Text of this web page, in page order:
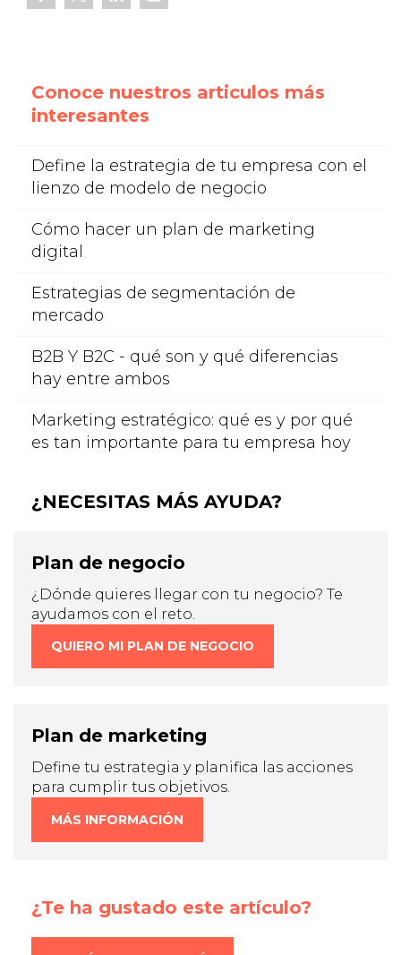
Conoce nuestros articulos más
interesantes
Define la estrategia de tu empresa con el
lienzo de modelo de negocio
Cómo hacer un plan de marketing
digital
Estrategias de segmentación de
mercado
B2B Y B2C - qué son y qué diferencias
hay entre ambos
Marketing estratégico: qué es y por qué
es tan importante para tu empresa hoy
¿NECESITAS MÁS AYUDA?
Plan de negocio
¿Dónde quieres llegar con tu negocio? Te
ayudamos con el reto.
QUIERO MI PLAN DE NEGOCIO
Plan de marketing
Define tu estrategia y planifica las acciones
para cumplir tus objetivos.
MÁS INFORMACIÓN
¿Te ha gustado este artículo?